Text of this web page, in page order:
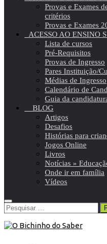
Provas e Exames
critérios
Provas e Exames
ACESSO AO ENSINO
Lista de cursos
Pré-Requisitos
Provas de Ingresso
Pares Instituição/
Médias de Ingresso
Calendário de
Guia da
BLOG
Artigos
Desafios
Histórias para
Jogos Online
Livros
Notícias »
Onde ir em família
Vídeos
Pesquisar
por: